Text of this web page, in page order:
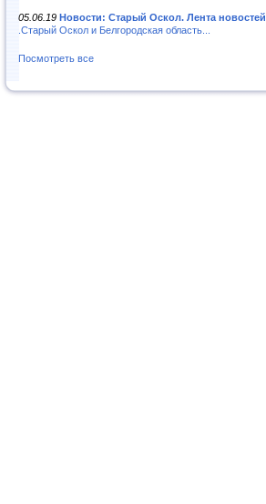
05.06.19 Новости: Старый Оскол. Лента новостей
.Старый Оскол и Белгородская область...
Посмотреть все